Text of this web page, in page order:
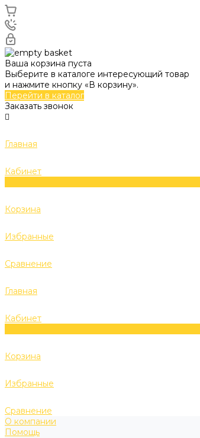
Ваша корзина пуста
Выберите в каталоге интересующий товар
и нажмите кнопку «В корзину».
Перейти в каталог
Заказать звонок
Главная
Кабинет
Корзина
Избранные
Сравнение
Главная
Кабинет
Корзина
Избранные
Сравнение
О компании
Помощь